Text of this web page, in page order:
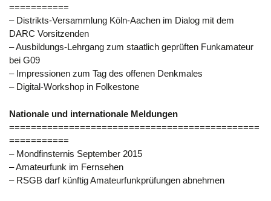
===========
– Distrikts-Versammlung Köln-Aachen im Dialog mit dem
DARC Vorsitzenden
– Ausbildungs-Lehrgang zum staatlich geprüften Funkamateur
bei G09
– Impressionen zum Tag des offenen Denkmales
– Digital-Workshop in Folkestone
Nationale und internationale Meldungen
==============================================
===========
– Mondfinsternis September 2015
– Amateurfunk im Fernsehen
– RSGB darf künftig Amateurfunkprüfungen abnehmen